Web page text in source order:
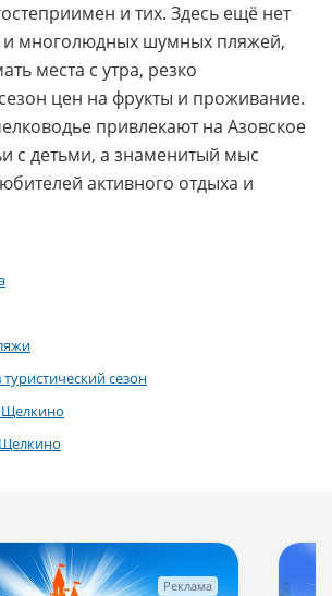
и тих. Здесь ещё нет
и многолюдных шумных пляжей,
места с утра, резко
цен на фрукты и проживание.
привлекают на Азовское
с детьми, а знаменитый мыс
активного отдыха и
сезон
Щелкино
Реклама